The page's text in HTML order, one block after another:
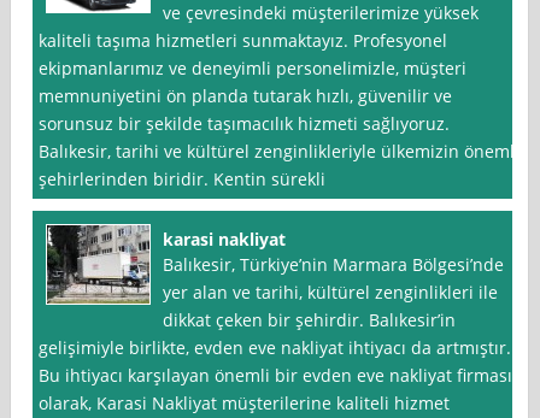
ve çevresindeki müşterilerimize yüksek
kaliteli taşıma hizmetleri sunmaktayız. Profesyonel
ekipmanlarımız ve deneyimli personelimizle, müşteri
memnuniyetini ön planda tutarak hızlı, güvenilir ve
sorunsuz bir şekilde taşımacılık hizmeti sağlıyoruz.
Balıkesir, tarihi ve kültürel zenginlikleriyle ülkemizin önemli
şehirlerinden biridir. Kentin sürekli
karasi nakliyat
Balıkesir, Türkiye’nin Marmara Bölgesi’nde
yer alan ve tarihi, kültürel zenginlikleri ile
dikkat çeken bir şehirdir. Balıkesir’in
gelişimiyle birlikte, evden eve nakliyat ihtiyacı da artmıştır.
Bu ihtiyacı karşılayan önemli bir evden eve nakliyat firması
olarak, Karasi Nakliyat müşterilerine kaliteli hizmet